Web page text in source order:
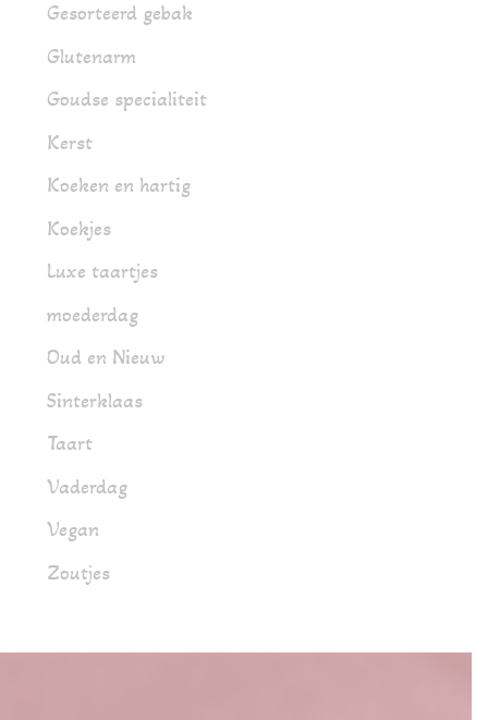
Gesorteerd gebak
Glutenarm
Goudse specialiteit
Kerst
Koeken en hartig
Koekjes
Luxe taartjes
moederdag
Oud en Nieuw
Sinterklaas
Taart
Vaderdag
Vegan
Zoutjes